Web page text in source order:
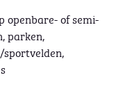
openbare- of semi-
parken,